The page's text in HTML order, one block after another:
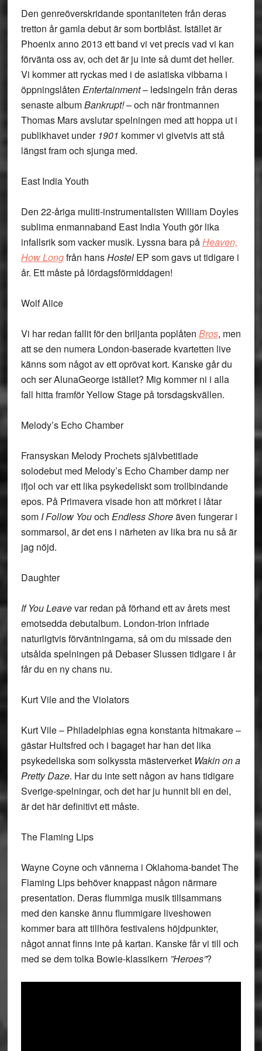
Den genreöverskridande spontaniteten från deras
tretton år gamla debut är som bortblåst. Istället är
Phoenix anno 2013 ett band vi vet precis vad vi kan
förvänta oss av, och det är ju inte så dumt det heller.
Vi kommer att ryckas med i de asiatiska vibbarna i
öppningslåten Entertainment– ledsingeln från deras
senaste albumBankrupt!– och när frontmannen
Thomas Mars avslutar spelningen med att hoppa ut i
publikhavet under 1901 kommer vi givetvis att stå
längst fram och sjunga med.
East India Youth
Den 22-åriga muliti-instrumentalisten William Doyles
sublima enmannaband East India Youth gör lika
infallsrik som vacker musik. Lyssna bara påHeaven,
How Longfrån hansHostelEP som gavs ut tidigare i
år. Ett måste på lördagsförmiddagen!
Wolf Alice
Vi har redan fallit för den briljanta poplåten Bros, men
att se den numera London-baserade kvartetten live
känns som något av ett oprövat kort. Kanske går du
och ser AlunaGeorge istället? Mig kommer ni i alla
fall hitta framför Yellow Stage på torsdagskvällen.
Melody’s Echo Chamber
Fransyskan Melody Prochets självbetitlade
solodebut med Melody’s Echo Chamber damp ner
ifjol och var ett lika psykedeliskt som trollbindande
epos. På Primavera visade hon att mörkret i låtar
som I Follow Youoch Endless Shoreäven fungerar i
sommarsol, är det ens i närheten av lika bra nu så är
jag nöjd.
Daughter
If You Leavevar redan på förhand ett av årets mest
emotsedda debutalbum. London-trion infriade
naturligtvis förväntningarna, så om du missade den
utsålda spelningen på Debaser Slussen tidigare i år
får du en ny chans nu.
Kurt Vile and the Violators
Kurt Vile – Philadelphias egna konstanta hitmakare –
gästar Hultsfred och i bagaget har han det lika
psykedeliska som solkyssta mästerverket Wakin on a
Pretty Daze. Har du inte sett någon av hans tidigare
Sverige-spelningar, och det har ju hunnit bli en del,
är det här definitivt ett måste.
The Flaming Lips
Wayne Coyne och vännerna i Oklahoma-bandet The
Flaming Lips behöver knappast någon närmare
presentation. Deras flummiga musik tillsammans
med den kanske ännu flummigare liveshowen
kommer bara att tillhöra festivalens höjdpunkter,
något annat finns inte på kartan. Kanske får vi till och
med se dem tolka Bowie-klassikern ”Heroes”?